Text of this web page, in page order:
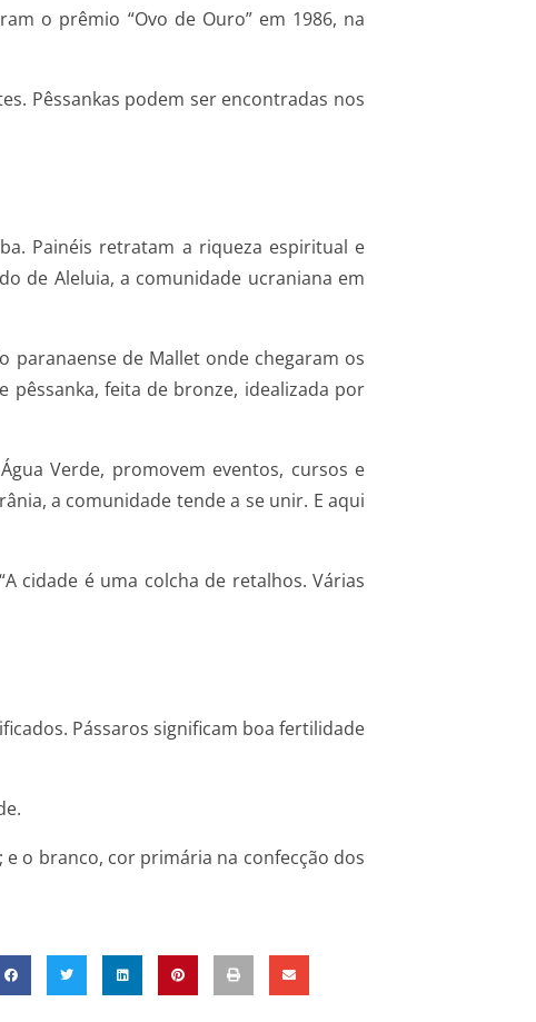
o prêmio “Ovo de Ouro” em 1986, na
Pêssankas podem ser encontradas nos
Painéis retratam a riqueza espiritual e
de Aleluia, a comunidade ucraniana em
paranaense de Mallet onde chegaram os
feita de bronze, idealizada por
Verde, promovem eventos, cursos e
a comunidade tende a se unir. E aqui
cidade é uma colcha de retalhos. Várias
Pássaros significam boa fertilidade
o branco, cor primária na confecção dos